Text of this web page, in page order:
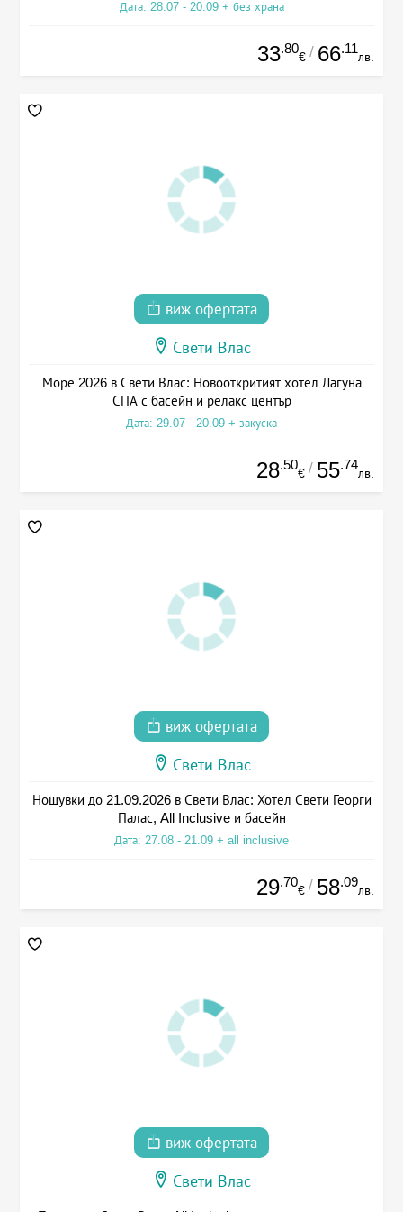
Дата: 28.07 - 20.09 + без храна
33.80
€ / 66.11
лв.
виж офертата
Свети Влас
Море 2026 в Свети Влас: Новооткритият хотел Лагуна
СПА с басейн и релакс център
Дата: 29.07 - 20.09 + закуска
28.50
€ / 55.74
лв.
виж офертата
Свети Влас
Нощувки до 21.09.2026 в Свети Влас: Хотел Свети Георги
Палас, All Inclusive и басейн
Дата: 27.08 - 21.09 + all inclusive
29.70
€ / 58.09
лв.
виж офертата
Свети Влас